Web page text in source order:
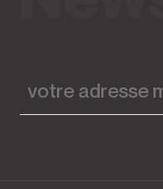
adresse
mail